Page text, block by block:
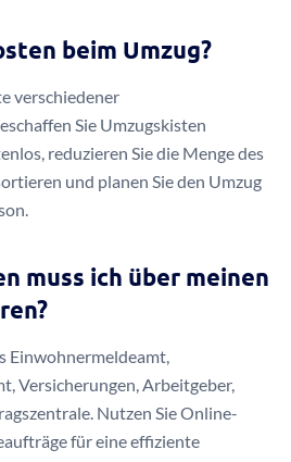
beim Umzug?
verschiedener
Sie Umzugskisten
reduzieren Sie die Menge des
und planen Sie den Umzug
muss ich über meinen
Einwohnermeldeamt,
Versicherungen, Arbeitgeber,
Nutzen Sie Online-
für eine effiziente